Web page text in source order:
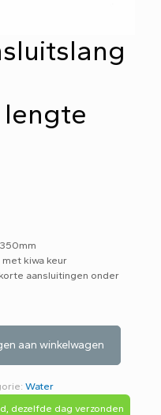
kiwa keur
aansluitingen onder
aan winkelwagen
Water
dezelfde dag verzonden